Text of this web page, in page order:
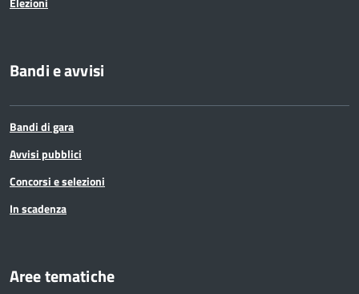
Bandi e avvisi
Bandi di gara
Avvisi pubblici
Concorsi e selezioni
In scadenza
Aree tematiche